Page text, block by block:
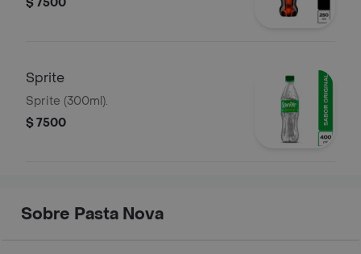
Sprite
Sprite (300ml).
$ 7500
Sobre Pasta Nova